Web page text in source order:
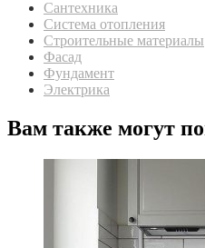
Сантехника
Система отопления
Строительные материалы
Фасад
Фундамент
Электрика
Вам также могут